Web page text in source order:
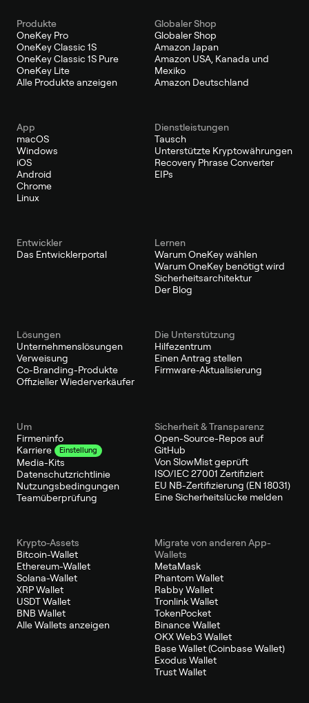
Produkte
OneKey Pro
OneKey Classic 1S
OneKey Classic 1S Pure
OneKey Lite
Alle Produkte anzeigen
Globaler Shop
Globaler Shop
Amazon Japan
Amazon USA, Kanada und
Mexiko
Amazon Deutschland
App
macOS
Windows
iOS
Android
Chrome
Linux
Dienstleistungen
Tausch
Unterstützte Kryptowährungen
Recovery Phrase Converter
EIPs
Entwickler
Das Entwicklerportal
Lernen
Warum OneKey wählen
Warum OneKey benötigt wird
Sicherheitsarchitektur
Der Blog
Lösungen
Unternehmenslösungen
Verweisung
Co-Branding-Produkte
Offizieller Wiederverkäufer
Die Unterstützung
Hilfezentrum
Einen Antrag stellen
Firmware-Aktualisierung
Um
Firmeninfo
Karriere
Einstellung
Media-Kits
Datenschutzrichtlinie
Nutzungsbedingungen
Teamüberprüfung
Sicherheit & Transparenz
Open-Source-Repos auf
GitHub
Von SlowMist geprüft
ISO/IEC 27001 Zertifiziert
EU NB-Zertifizierung (EN 18031)
Eine Sicherheitslücke melden
Krypto-Assets
Bitcoin-Wallet
Ethereum-Wallet
Solana-Wallet
XRP Wallet
USDT Wallet
BNB Wallet
Alle Wallets anzeigen
Migrate von anderen App-
Wallets
MetaMask
Phantom Wallet
Rabby Wallet
Tronlink Wallet
TokenPocket
Binance Wallet
OKX Web3 Wallet
Base Wallet (Coinbase Wallet)
Exodus Wallet
Trust Wallet